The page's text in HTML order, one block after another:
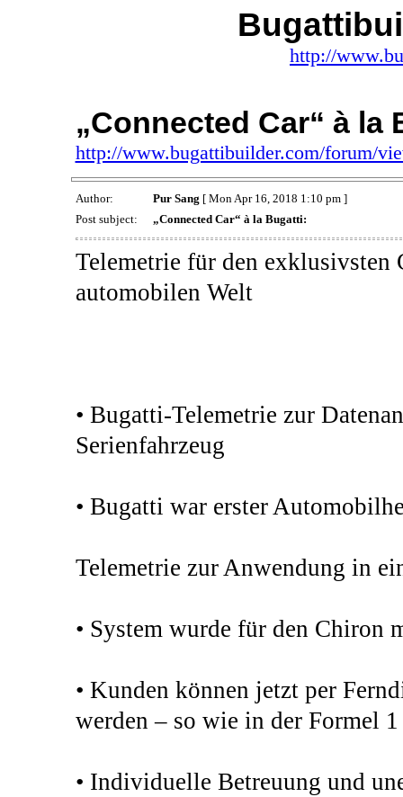
http://
„Connected Car“ à la
http://www.bugattibuilder.com/forum/
Author: Pur Sang [ Mon Apr 16, 2018 1:10 pm ]
Post subject:
„Connected Car“ à la Bugatti:
Telemetrie für den exklusivsten
automobilen Welt
• Bugatti-Telemetrie zur
Serienfahrzeug
• Bugatti war erster
Telemetrie zur Anwendung in
• System wurde für den Chiron
• Kunden können jetzt per
werden – so wie in der Formel
• Individuelle Betreuung und